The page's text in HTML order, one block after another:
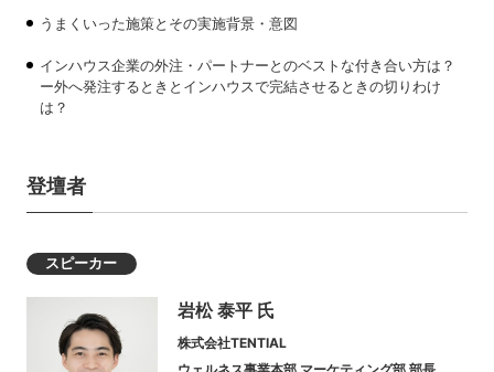
うまくいった施策とその実施背景・意図
インハウス企業の外注・パートナーとのベストな付き合い方は？
ー外へ発注するときとインハウスで完結させるときの切りわけ
は？
登壇者
スピーカー
岩松 泰平 氏
株式会社TENTIAL